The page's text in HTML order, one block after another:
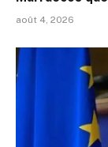
août 4, 2026